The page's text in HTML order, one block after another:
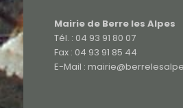
Mairie de Berre les Alpes
Tél. : 04 93 91 80 07
Fax : 04 93 91 85 44
E-Mail :